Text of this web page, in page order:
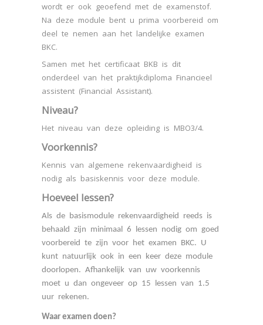
wordt er ook geoefend met de examenstof.
Na deze module bent u prima voorbereid om
deel te nemen aan het landelijke examen
BKC.
Samen met het certificaat BKB is dit
onderdeel van het praktijkdiploma Financieel
assistent (Financial Assistant).
Niveau?
Het niveau van deze opleiding is MBO3/4.
Voorkennis?
Kennis van algemene rekenvaardigheid is
nodig als basiskennis voor deze module.
Hoeveel lessen?
Als de basismodule rekenvaardigheid reeds is
behaald zijn minimaal 6 lessen nodig om goed
voorbereid te zijn voor het examen BKC. U
kunt natuurlijk ook in een keer deze module
doorlopen. Afhankelijk van uw voorkennis
moet u dan ongeveer op 15 lessen van 1.5
uur rekenen.
Waar examen doen?